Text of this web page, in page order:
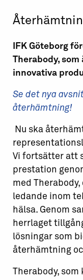
IFK Göteborg
Therabody,
innovativa
Se det nya
återhämtning!
Nu ska
Vi fortsätter att
prestation
med
ledande inom
hälsa. Genom
herrlaget
lösningar som
återhämtning
Therabody,